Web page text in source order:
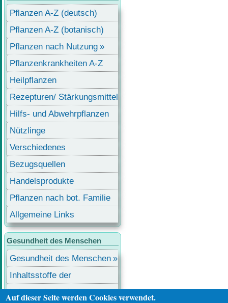
Pflanzen A-Z (deutsch)
Pflanzen A-Z (botanisch)
Pflanzen nach Nutzung
Pflanzenkrankheiten A-Z
Heilpflanzen
Rezepturen/ Stärkungsmittel
Hilfs- und Abwehrpflanzen
Nützlinge
Verschiedenes
Bezugsquellen
Handelsprodukte
Pflanzen nach bot. Familie
Allgemeine Links
Gesundheit des Menschen
Gesundheit des Menschen
Inhaltsstoffe der
Lebensmittel
Lebensmittel mit
Auf dieser Seite werden Cookies verwendet.